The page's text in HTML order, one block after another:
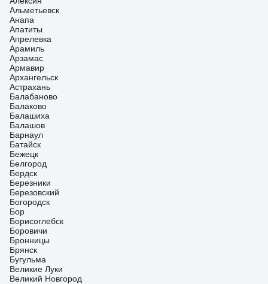
Альметьевск
Анапа
Апатиты
Апрелевка
Арамиль
Арзамас
Армавир
Архангельск
Астрахань
Балабаново
Балаково
Балашиха
Балашов
Барнаул
Батайск
Бежецк
Белгород
Бердск
Березники
Березовский
Богородск
Бор
Борисоглебск
Боровичи
Бронницы
Брянск
Бугульма
Великие Луки
Великий Новгород